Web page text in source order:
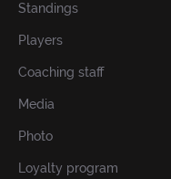
Standings
Players
Coaching staff
Media
Photo
Loyalty program